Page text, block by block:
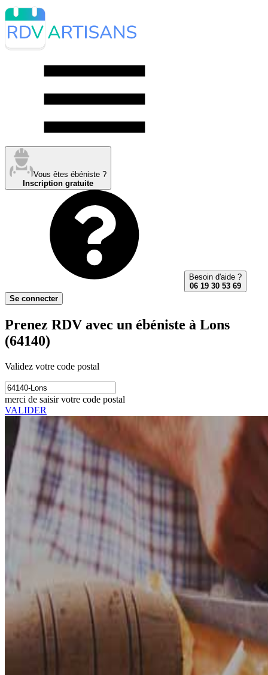
Vous êtes ébéniste ?
Inscription gratuite
Besoin d'aide ?
06 19 30 53 69
Se connecter
Prenez RDV avec un ébéniste à Lons
(64140)
Validez votre code postal
merci de saisir votre code postal
VALIDER